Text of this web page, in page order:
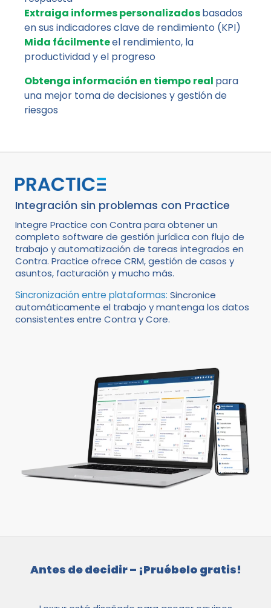
Extraiga informes personalizadosbasados
en sus indicadores clave de rendimiento (KPI)
Mida fácilmenteel rendimiento, la
productividad y el progreso
Obtenga información en tiempo real para
una mejor toma de decisiones y gestión de
riesgos
Integración sin problemas con Practice
Integre Practice con Contra para obtener un
completo software de gestión jurídica con flujo de
trabajo y automatización de tareas integrados en
Contra. Practice ofrece CRM, gestión de casos y
asuntos, facturación y mucho más.
Sincronización entre plataformas: Sincronice
automáticamente el trabajo y mantenga los datos
consistentes entre Contra y Core.
Antes de decidir – ¡Pruébelo gratis!